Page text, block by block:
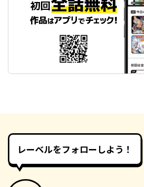
レーベルをフォローしよう！